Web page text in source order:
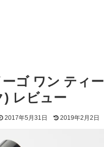
ゴ ワン ティー
レビュー
2017年5月31日 2019年2月2日